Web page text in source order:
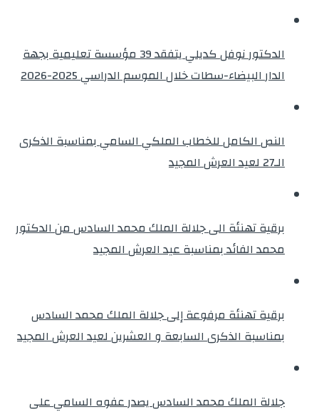
الدكتور نوفل كديلي يتفقد 39 مؤسسة تعليمية بجهة
الدار البيضاء-سطات خلال الموسم الدراسي 2025-2026
النص الكامل للخطاب الملكي السامي بمناسبة الذكرى
الـ27 لعيد العرش المجيد
برقية تهنئة الى جلالة الملك محمد السادس من الدكتور
محمد الفائد بمناسبة عيد العرش المجيد
برقية تهنئة مرفوعة إلى جلالة الملك محمد السادس
بمناسبة الذكرى السابعة و العشرين لعيد العرش المجيد
جلالة الملك محمد السادس يصدر عفوه السامي على